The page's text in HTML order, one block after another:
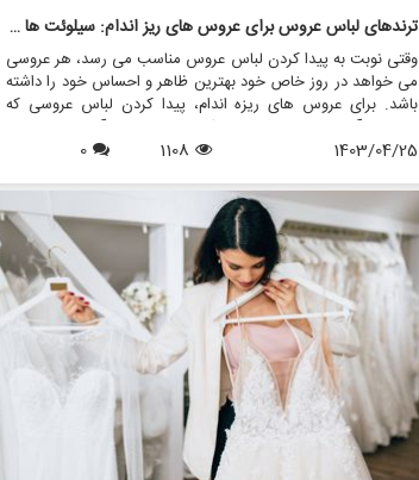
ترندهای لباس عروس برای عروس های ریز اندام: سیلوئت ها و استایل های جذاب
وقتی نوبت به پیدا کردن لباس عروس مناسب می رسد، هر عروسی
می خواهد در روز خاص خود بهترین ظاهر و احساس خود را داشته
باشد. برای عروس های ریزه اندام، پیدا کردن لباس عروسی که
چارچوب آنها را برجسته کند و سبک منحصر به فرد آنها را به نمایش
بگذارد، می تواند کمی چالش برانگیز باشد. با این حال، با دانش و
مناسبی را بیابند که مکمل قد آنها باشد و در روز بزرگ خود احساس
یک شاهزاده خانم را به آنها بدهد.
1403/04/25
1108
0